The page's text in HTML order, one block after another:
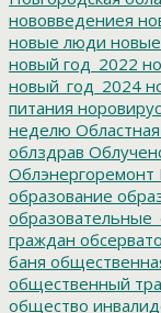
нововведениея
новые люди
новый год_2022
новый_год_2024
питания норовирус
неделю
облздрав
образование
граждан
баня
общественный
общество